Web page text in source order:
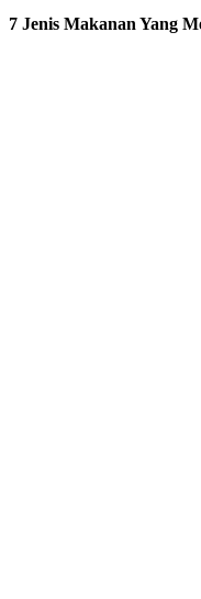
7 Jenis Makanan Yang